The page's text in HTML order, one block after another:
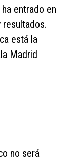
entrado en
resultados.
está la
Madrid
no será